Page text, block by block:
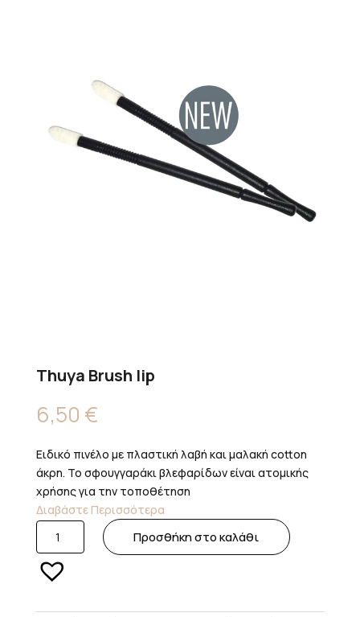
Thuya Brush lip
6,50 €
Ειδικό πινέλο με πλαστική λαβή και μαλακή cotton
άκρη. Το σφουγγαράκι βλεφαρίδων είναι ατομικής
χρήσης για την τοποθέτηση
Διαβάστε Περισσότερα
Thuya
Brush
lip
ποσότητα
Προσθήκη στο καλάθι